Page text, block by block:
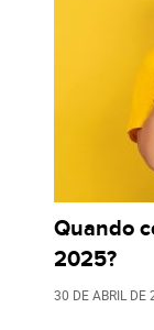
Quando
2025?
30 DE ABRIL DE